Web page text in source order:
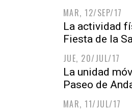
MAR, 12/SEP/17
La actividad
Fiesta de la
JUE, 20/JUL/17
La unidad
Paseo de
MAR, 11/JUL/17